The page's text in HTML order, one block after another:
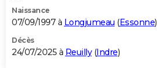
Naissance
07/09/1997 à Longjumeau (Essonne)
Décès
24/07/2025 à Reuilly(Indre)